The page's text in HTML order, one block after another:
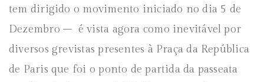
tem dirigido o movimento iniciado no dia 5 de
Dezembro – é vista agora como inevitável por
diversos grevistas presentes à Praça da República
de Paris que foi o ponto de partida da passeata